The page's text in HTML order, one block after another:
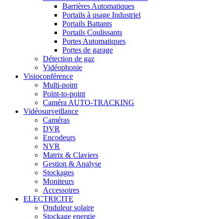
Barrières Automatiques
Portails à usage Industriel
Portails Battants
Portails Coulissants
Portes Automatiques
Portes de garage
Détection de gaz
Vidéophonie
Visioconférence
Multi-point
Point-to-point
Caméra AUTO-TRACKING
Vidéosurveillance
Caméras
DVR
Encodeurs
NVR
Matrix & Claviers
Gestion & Analyse
Stockages
Moniteurs
Accessoires
ELECTRICITE
Onduleur solaire
Stockage energie